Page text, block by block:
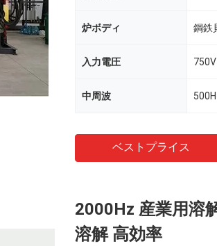
炉ボディ 鋼鉄
入力電圧
中周波
ベストプライス
2000Hz 産業用溶
溶解 高効率